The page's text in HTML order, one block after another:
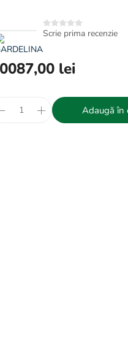
Scrie prima recenzie
lei
Adaugă în